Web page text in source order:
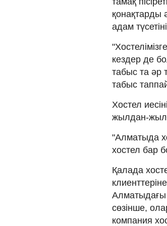
қонақтарды
адам
кездер де
табыс та әр
табыс
Хостел
жылдан-
"Алматыда
хостел бар
Қалада
Алматыдағы
сөзінше,
компания